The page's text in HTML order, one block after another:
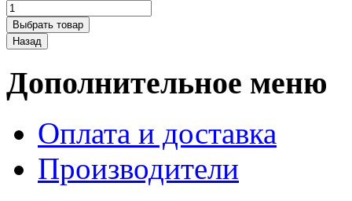
Дополнительное меню
Оплата и доставка
Производители